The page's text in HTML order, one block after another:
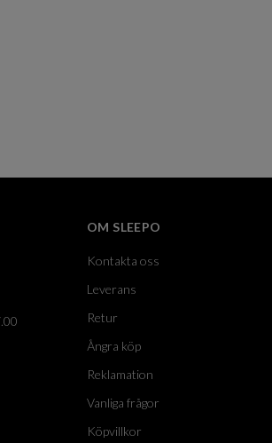
OM SLEEPO
Kontakta oss
Leverans
Retur
Ångra köp
Reklamation
Vanliga frågor
Köpvillkor